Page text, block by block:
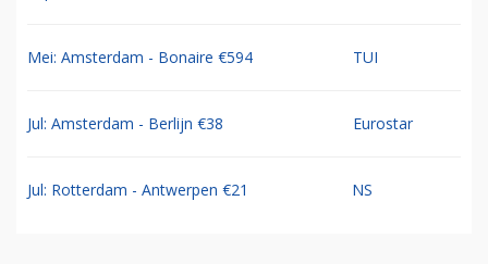
Mei: Amsterdam - Bonaire €594 TUI
Jul: Amsterdam - Berlijn €38 Eurostar
Jul: Rotterdam - Antwerpen €21 NS